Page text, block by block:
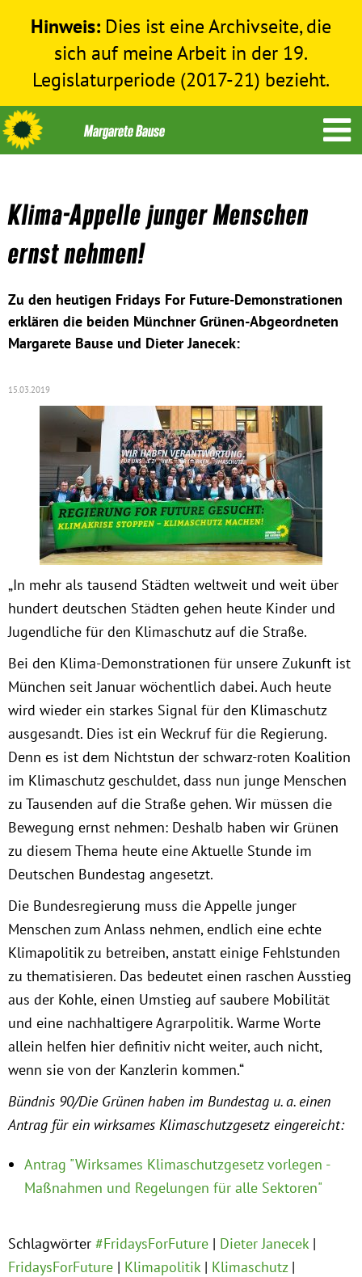
Hinweis: Dies ist eine Archivseite, die
sich auf meine Arbeit in der 19.
Legislaturperiode (2017-21) bezieht.
Themen
Menschenrechte
Humanitäre Hilfe
Bundestag 2017-2021
humanitäre Hilfe
Mein Abstimmungsverhalten
Ämter, Funktionen und Einkünfte
Besuch in Berlin
Praktikum
Bayern
München
Zur Person
Kontakt
Presse
Termine
Twitter
YouTube
Facebook
Instagram
Klima-Appelle junger Menschen
ernst nehmen!
Zu den heutigen Fridays For Future-Demonstrationen
erklären die beiden Münchner Grünen-Abgeordneten
Margarete Bause und Dieter Janecek:
15.03.2019
„In mehr als tausend Städten weltweit und weit über
hundert deutschen Städten gehen heute Kinder und
Jugendliche für den Klimaschutz auf die Straße.
Bei den Klima-Demonstrationen für unsere Zukunft ist
München seit Januar wöchentlich dabei. Auch heute
wird wieder ein starkes Signal für den Klimaschutz
ausgesandt. Dies ist ein Weckruf für die Regierung.
Denn es ist dem Nichtstun der schwarz-roten Koalition
im Klimaschutz geschuldet, dass nun junge Menschen
zu Tausenden auf die Straße gehen. Wir müssen die
Bewegung ernst nehmen: Deshalb haben wir Grünen
zu diesem Thema heute eine Aktuelle Stunde im
Deutschen Bundestag angesetzt.
Die Bundesregierung muss die Appelle junger
Menschen zum Anlass nehmen, endlich eine echte
Klimapolitik zu betreiben, anstatt einige Fehlstunden
zu thematisieren. Das bedeutet einen raschen Ausstieg
aus der Kohle, einen Umstieg auf saubere Mobilität
und eine nachhaltigere Agrarpolitik. Warme Worte
allein helfen hier definitiv nicht weiter, auch nicht,
wenn sie von der Kanzlerin kommen.“
Bündnis 90/Die Grünen haben im Bundestag u. a. einen
Antrag für ein wirksames Klimaschutzgesetz eingereicht:
Antrag "Wirksames Klimaschutzgesetz vorlegen -
Maßnahmen und Regelungen für alle Sektoren"
Schlagwörter #FridaysForFuture
Dieter Janecek
FridaysForFuture
Klimapolitik
Klimaschutz